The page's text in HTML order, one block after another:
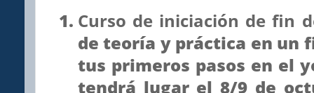
Curso de iniciación de fin
de teoría y práctica en un
tus primeros pasos en el
tendrá lugar el 8/9 de